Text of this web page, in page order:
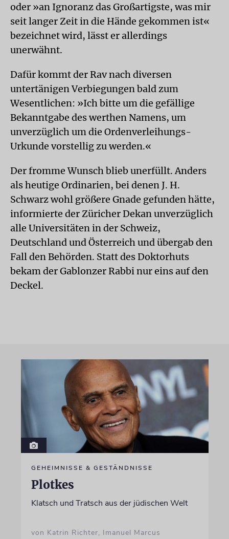
oder »an Ignoranz das Großartigste, was mir
seit langer Zeit in die Hände gekommen ist«
bezeichnet wird, lässt er allerdings
unerwähnt.
Dafür kommt der Rav nach diversen
untertänigen Verbiegungen bald zum
Wesentlichen: »Ich bitte um die gefällige
Bekanntgabe des werthen Namens, um
unverzüglich um die Ordenverleihungs-
Urkunde vorstellig zu werden.«
Der fromme Wunsch blieb unerfüllt. Anders
als heutige Ordinarien, bei denen J. H.
Schwarz wohl größere Gnade gefunden hätte,
informierte der Züricher Dekan unverzüglich
alle Universitäten in der Schweiz,
Deutschland und Österreich und übergab den
Fall den Behörden. Statt des Doktorhuts
bekam der Gablonzer Rabbi nur eins auf den
Deckel.
GEHEIMNISSE & GESTÄNDNISSE
Plotkes
Klatsch und Tratsch aus der jüdischen Welt
von Katrin Richter, Imanuel Marcus